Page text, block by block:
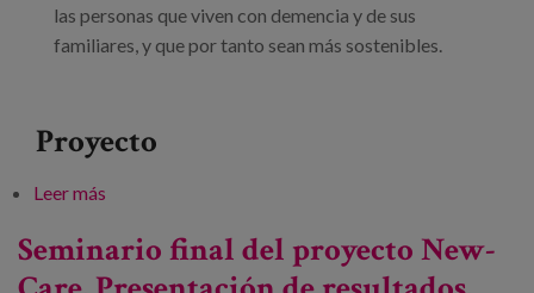
las personas que viven con demencia y de sus
familiares, y que por tanto sean más sostenibles.
Proyecto
Leer más
Seminario final del proyecto New-